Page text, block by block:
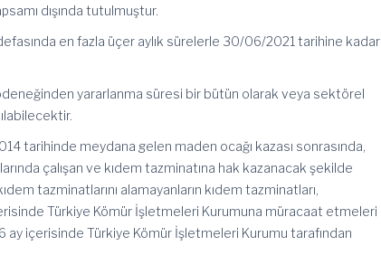
dışında tutulmuştur.
en fazla üçer aylık sürelerle 30/06/2021 tarihine kadar
yararlanma süresi bir bütün olarak veya sektörel
tarihinde meydana gelen maden ocağı kazası sonrasında,
çalışan ve kıdem tazminatına hak kazanacak şekilde
tazminatlarını alamayanların kıdem tazminatları,
Türkiye Kömür İşletmeleri Kurumuna müracaat etmeleri
içerisinde Türkiye Kömür İşletmeleri Kurumu tarafından